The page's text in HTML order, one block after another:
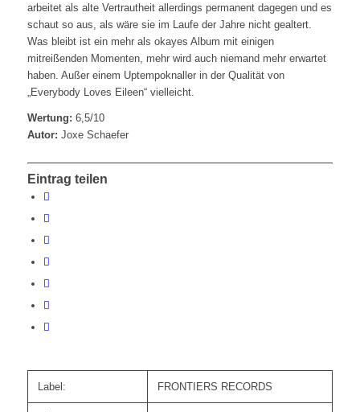
arbeitet als alte Vertrautheit allerdings permanent dagegen und es
schaut so aus, als wäre sie im Laufe der Jahre nicht gealtert.
Was bleibt ist ein mehr als okayes Album mit einigen
mitreißenden Momenten, mehr wird auch niemand mehr erwartet
haben. Außer einem Uptempoknaller in der Qualität von
„Everybody Loves Eileen“ vielleicht.
Wertung: 6,5/10
Autor: Joxe Schaefer
Eintrag teilen
Label: FRONTIERS RECORDS